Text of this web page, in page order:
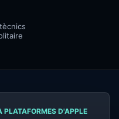
PLATAFORMES D'APPLE